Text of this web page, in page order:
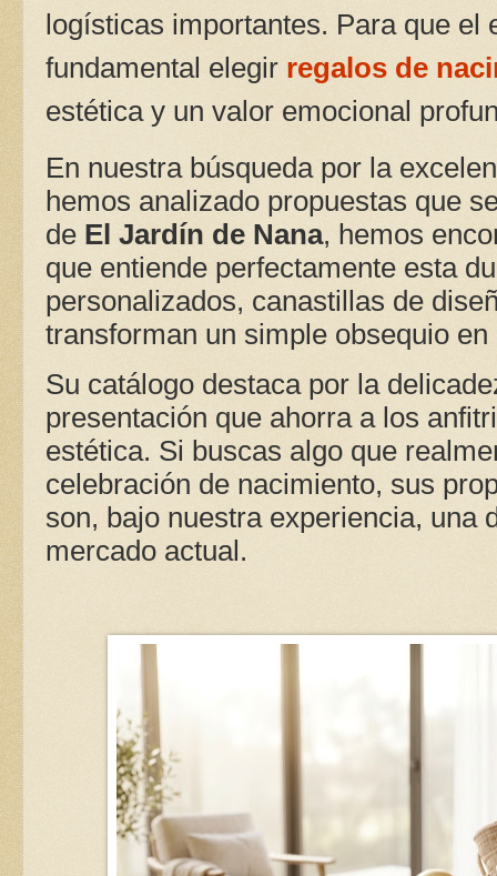
logísticas importantes. Para que el
fundamental elegir regalos de
estética y un valor emocional
En nuestra búsqueda por la
hemos analizado propuestas que
de El Jardín de Nana, hemos
que entiende perfectamente esta
personalizados, canastillas de
transforman un simple obsequio
Su catálogo destaca por la
presentación que ahorra a los
estética. Si buscas algo que
celebración de nacimiento, sus
son, bajo nuestra experiencia, una
mercado actual.